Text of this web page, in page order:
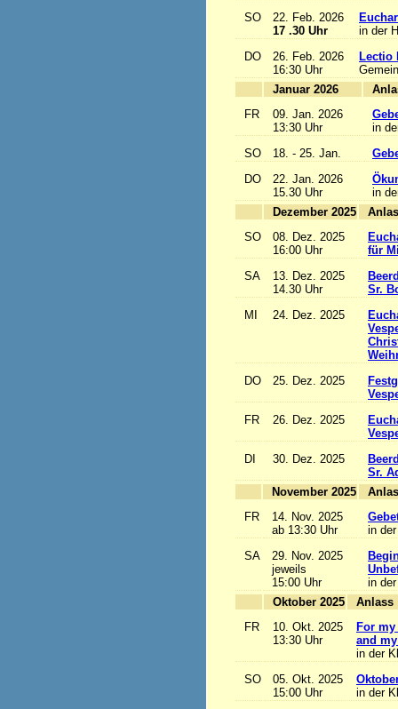
SO
22. Feb. 2026
17 .30 Uhr
in der
DO
26. Feb. 2026
16:30 Uhr
Lectio
Januar 2026
FR
09. Jan. 2026
13:30 Uhr
in
SO
18. - 25. Jan.
DO
22. Jan. 2026
15.30 Uhr
in
Dezember 2025
SO
08. Dez. 2025
16:00 Uhr
für
SA
13. Dez. 2025
14.30 Uhr
Sr.
MI
24. Dez. 2025
DO
25. Dez. 2025
FR
26. Dez. 2025
DI
30. Dez. 2025
Sr.
November 2025
FR
14. Nov. 2025
ab 13:30 Uhr
in
SA
29. Nov. 2025
jeweils
15:00 Uhr
in
Oktober 2025
FR
10. Okt. 2025
13:30 Uhr
For
and
in der
SO
05. Okt. 2025
15:00 Uhr
in der